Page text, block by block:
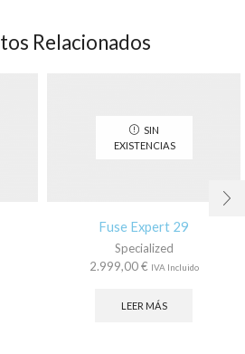
Relacionados
SIN
EXISTENCIAS
Fuse Expert 29
Specialized
2.999,00€ IVA Incluido
LEER MÁS